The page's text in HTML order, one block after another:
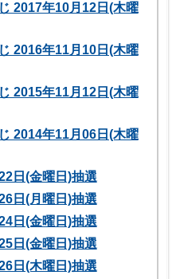
2017年10月12日(木曜
2016年11月10日(木曜
2015年11月12日(木曜
2014年11月06日(木曜
日(金曜日)抽選
日(月曜日)抽選
日(金曜日)抽選
日(金曜日)抽選
日(木曜日)抽選